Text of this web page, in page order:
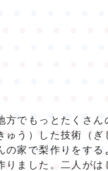
でもっとたくさ
う）した技術（
家で梨作りをする
ました。二人がは